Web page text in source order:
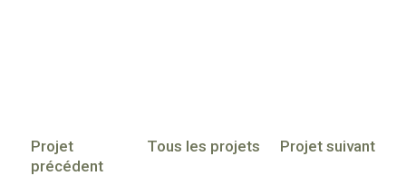
Projet
précédent
Tous les projets Projet suivant